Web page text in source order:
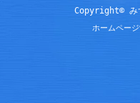
Copyright© み
ホームペー